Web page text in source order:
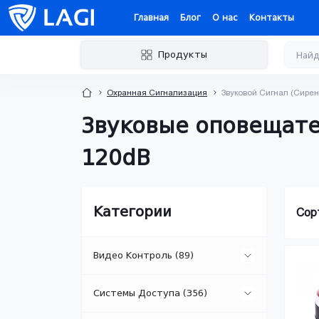
Главная Блог О нас Контакты
Продукты
Охранная Сигнализация Звуковой Сигнал
Звуковые
120dB
Категории
Видео Контроль (89)
IP Камеры (15)
Системы Доступа (356)